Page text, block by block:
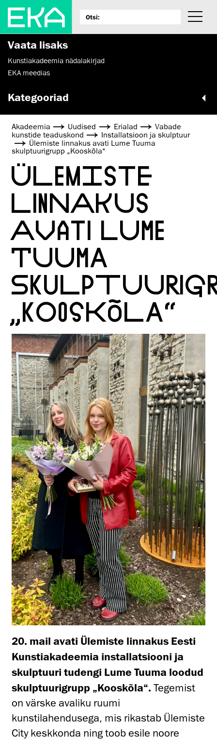
Vaata lisaks
Kunstiakadeemia nädalakirjad
EKA meedias
Kategooriad
Akadeemia Uudised Erialad
Vabade
kunstide teaduskond
Installatsioon ja skulptuur
Ülemiste linnakus avati Lume Tuuma
skulptuurigrupp „Kooskõla“
ÜLEMISTE
LINNAKUS
AVATI LUME
TUUMA
„KOOSKÕLA“
20. mail avati Ülemiste linnakus Eesti
Kunstiakadeemia installatsiooni ja
skulptuuri tudengi Lume Tuuma loodud
skulptuurigrupp „Kooskõla“. Tegemist
on värske avaliku ruumi
kunstilahendusega, mis rikastab Ülemiste
City keskkonda ning toob esile noore